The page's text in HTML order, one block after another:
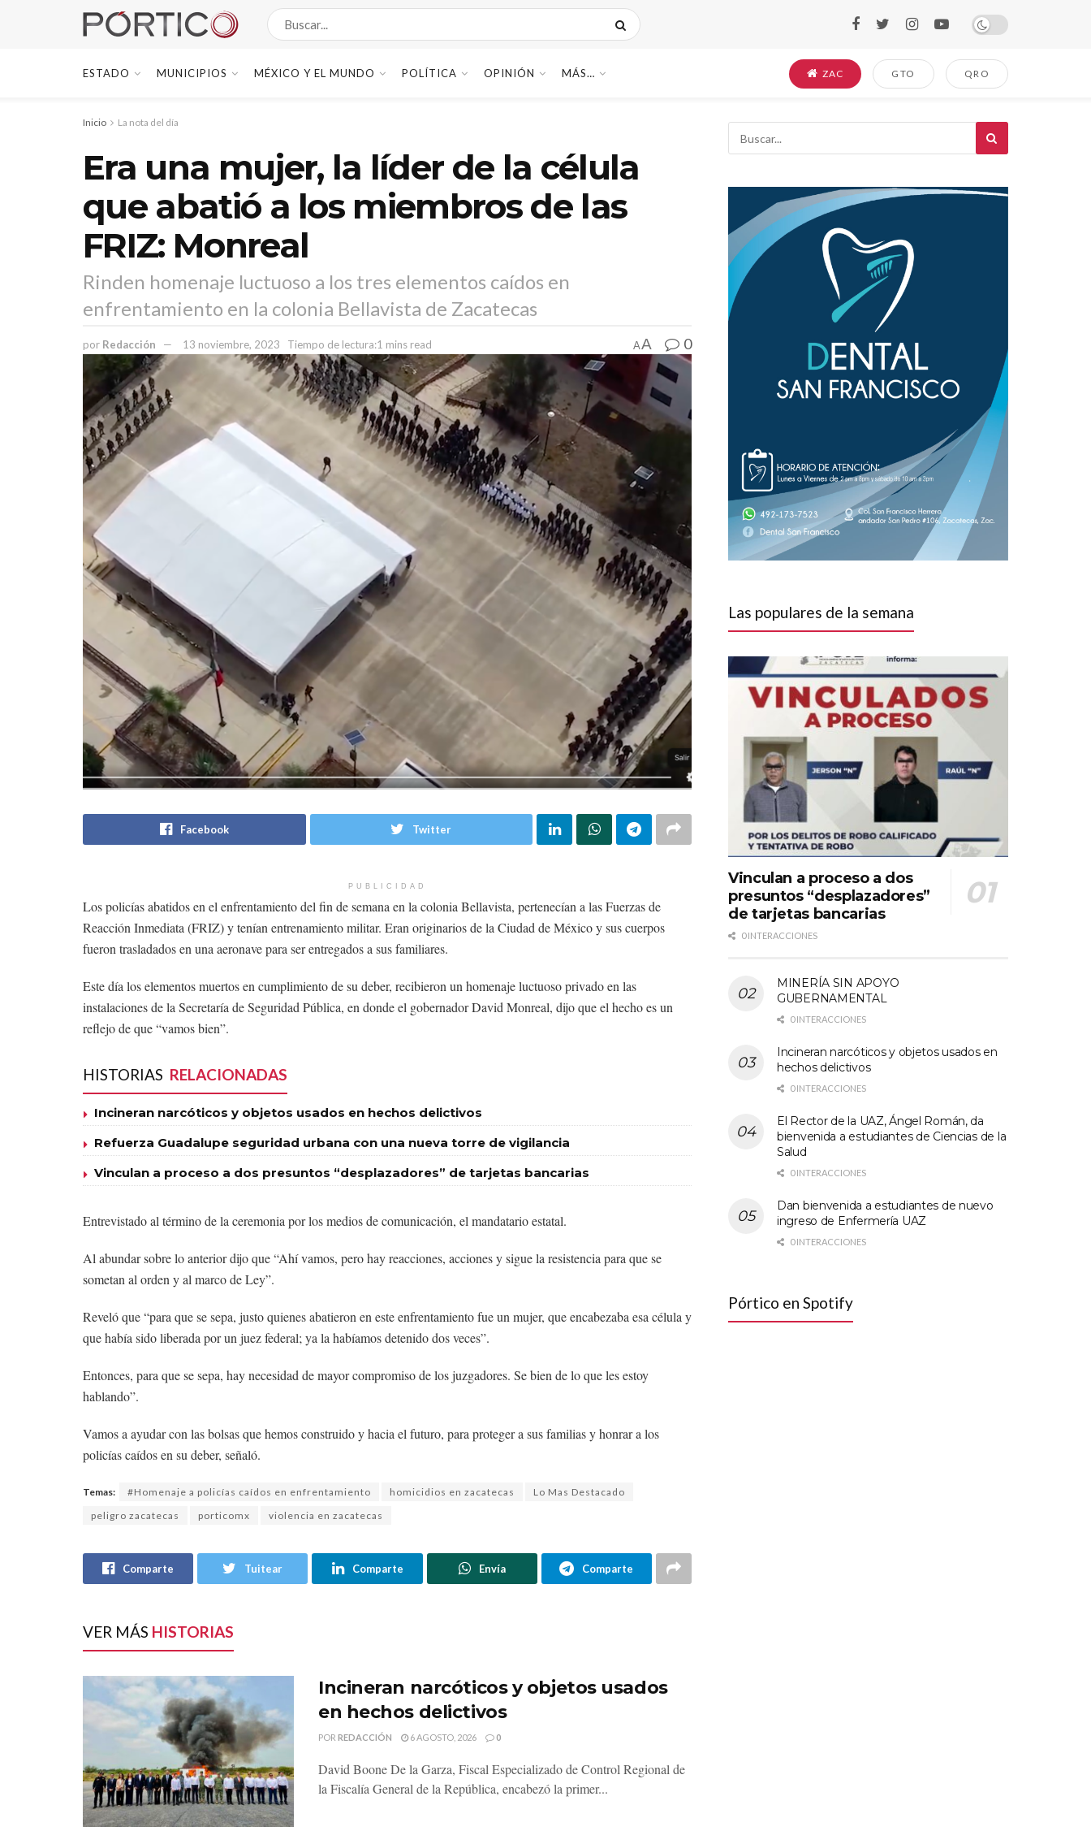
ESTADO MUNICIPIOS MÉXICO Y EL MUNDO POLÍTICA OPINIÓN MÁS… ZAC GTO QRO
Inicio La nota del día
Era una mujer, la líder de la célula
que abatió a los miembros de las
FRIZ: Monreal
Rinden homenaje luctuoso a los tres elementos caídos en
enfrentamiento en la colonia Bellavista de Zacatecas
por Redacción 13 noviembre, 2023 Tiempo de lectura:1 mins read AA 0
Facebook Twitter
PUBLICIDAD
Los policías abatidos en el enfrentamiento del fin de semana en la colonia Bellavista, pertenecían a las Fuerzas de
Reacción Inmediata (FRIZ) y tenían entrenamiento militar. Eran originarios de la Ciudad de México y sus cuerpos
fueron trasladados en una aeronave para ser entregados a sus familiares.
Este día los elementos muertos en cumplimiento de su deber, recibieron un homenaje luctuoso privado en las
instalaciones de la Secretaría de Seguridad Pública, en donde el gobernador David Monreal, dijo que el hecho es un
reflejo de que “vamos bien”.
HISTORIAS RELACIONADAS
Incineran narcóticos y objetos usados en hechos delictivos
Refuerza Guadalupe seguridad urbana con una nueva torre de vigilancia
Vinculan a proceso a dos presuntos “desplazadores” de tarjetas bancarias
Entrevistado al término de la ceremonia por los medios de comunicación, el mandatario estatal.
Al abundar sobre lo anterior dijo que “Ahí vamos, pero hay reacciones, acciones y sigue la resistencia para que se
sometan al orden y al marco de Ley”.
Reveló que “para que se sepa, justo quienes abatieron en este enfrentamiento fue un mujer, que encabezaba esa célula y
que había sido liberada por un juez federal; ya la habíamos detenido dos veces”.
Entonces, para que se sepa, hay necesidad de mayor compromiso de los juzgadores. Se bien de lo que les estoy
hablando”.
Vamos a ayudar con las bolsas que hemos construido y hacia el futuro, para proteger a sus familias y honrar a los
policías caídos en su deber, señaló.
Temas: #Homenaje a policías caídos en enfrentamiento homicidios en zacatecas
Lo Mas Destacado
peligro zacatecas
porticomx violencia en zacatecas
Comparte Tuitear Comparte Envía Comparte
VER MÁS HISTORIAS
Incineran narcóticos y objetos usados
en hechos delictivos
POR REDACCIÓN 6 AGOSTO, 2026 0
David Boone De la Garza, Fiscal Especializado de Control Regional de
la Fiscalía General de la República, encabezó la primer...
Las populares de la semana
Vinculan a proceso a dos
presuntos “desplazadores”
de tarjetas bancarias
0 INTERACCIONES
MINERÍA SIN APOYO
GUBERNAMENTAL
0 INTERACCIONES
Incineran narcóticos y objetos usados en
hechos delictivos
0 INTERACCIONES
El Rector de la UAZ, Ángel Román, da
bienvenida a estudiantes de Ciencias de la
Salud
0 INTERACCIONES
Dan bienvenida a estudiantes de nuevo
ingreso de Enfermería UAZ
0 INTERACCIONES
Pórtico en Spotify